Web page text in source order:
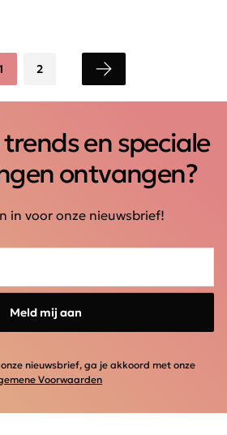
2
en speciale
ontvangen?
in voor onze nieuwsbrief!
Meld mij aan
nieuwsbrief, ga je akkoord met onze
Voorwaarden